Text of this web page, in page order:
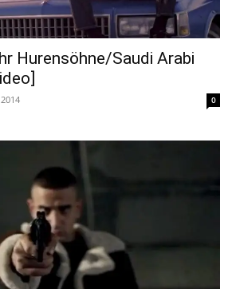
Hurensöhne/Saudi Arabi
0